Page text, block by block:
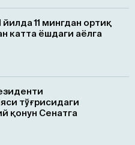
йилда 11 мингдан ортиқ
катта ёшдаги аёлга
тўғрисидаги
қонун Сенатга